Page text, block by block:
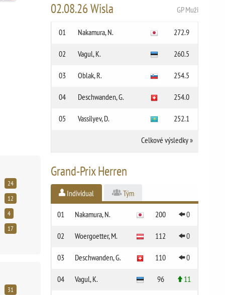
24
12
4
17
31
02.08.26 Wisla GP Muži
01 Nakamura, N. 272.9
02 Vagul, K. 260.5
03 Oblak, R. 254.5
04 Deschwanden, G. 254.0
05 Vassilyev, D. 252.1
Celkové výsledky»
Grand-Prix Herren
Individual Tým
01 Nakamura, N. 200 0
02 Woergoetter, M. 112 0
03 Deschwanden, G. 110 0
04 Vagul, K. 96 11